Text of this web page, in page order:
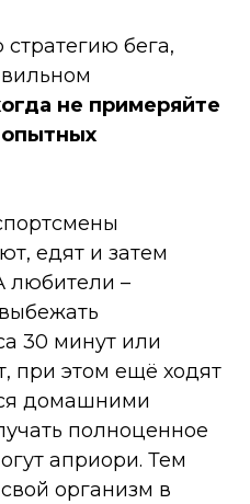
бега,
не примеряйте
опытных
едят и затем
любители –
30 минут или
при этом ещё ходят
домашними
полноценное
априори. Тем
организм в